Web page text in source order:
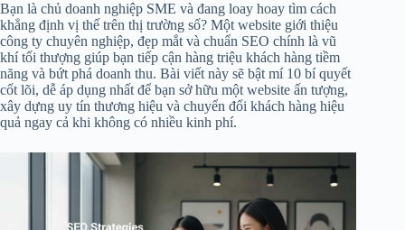
Bạn là chủ doanh nghiệp SME và đang loay hoay tìm cách
khẳng định vị thế trên thị trường số? Một website giới thiệu
công ty chuyên nghiệp, đẹp mắt và chuẩn SEO chính là vũ
khí tối thượng giúp bạn tiếp cận hàng triệu khách hàng tiềm
năng và bứt phá doanh thu. Bài viết này sẽ bật mí 10 bí quyết
cốt lõi, dễ áp dụng nhất để bạn sở hữu một website ấn tượng,
xây dựng uy tín thương hiệu và chuyển đổi khách hàng hiệu
quả ngay cả khi không có nhiều kinh phí.